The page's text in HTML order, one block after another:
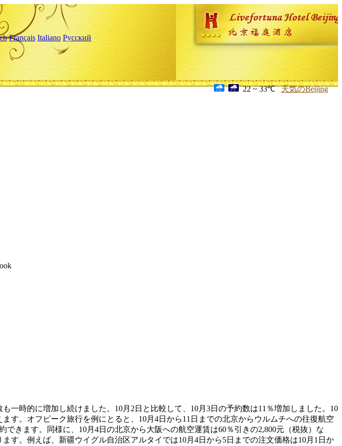
Français Italiano Русский
22 ~ 33℃ 天気のBeijing
一時的に増加し続けました。10月2日と比較して、10月3日の予約数は11％増加しました。10
す。オフピーク旅行を例にとると、10月4日から11日までの北京からウルムチへの往復航空
きます。同様に、10月4日の北京から大阪への航空運賃は60％引きの2,800元（税抜）な
す。例えば、新疆ウイグル自治区アルタイでは10月4日から5日までの注文価格は10月1日か